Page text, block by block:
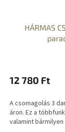
HÁRMAS
12 780 Ft
A csomagolás 3
áron. Ez a
valamint